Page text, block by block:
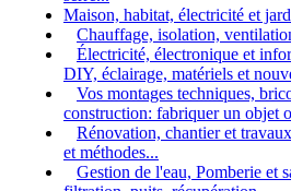
Maison, habitat, électricité et
Chauffage, isolation,
Électricité, électronique et
DIY, éclairage, matériels et
Vos montages techniques,
construction: fabriquer un objet
Rénovation, chantier et
et méthodes...
Gestion de l'eau, Pomberie et